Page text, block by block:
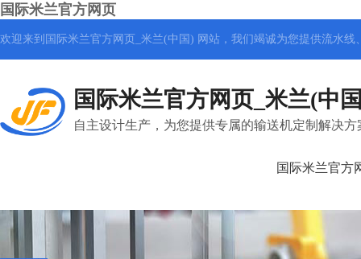
国际米兰官方网页
欢迎来到国际米兰官方网页_米兰(中国) 网站，我们竭诚为您提供流水线
国际米兰官方网页_米兰(中
自主设计生产，为您提供专属的输送机定制解决方
国际米兰官方